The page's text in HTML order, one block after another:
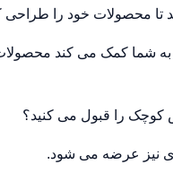
تا محصولات خود را طراحی
را قبول می کنید؟